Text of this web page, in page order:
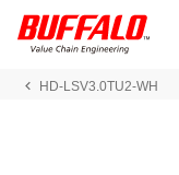
HD-LSV3.0TU2-WH